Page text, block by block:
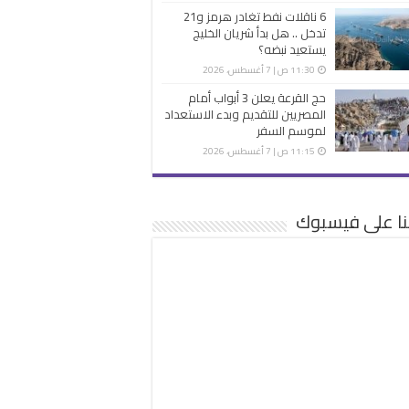
6 ناقلات نفط تغادر هرمز و21
تدخل .. هل بدأ شريان الخليج
يستعيد نبضه؟
11:30 ص | 7 أغسطس، 2026
حج القرعة يعلن 3 أبواب أمام
المصريين للتقديم وبدء الاستعداد
لموسم السفر
11:15 ص | 7 أغسطس، 2026
على فيسبوك